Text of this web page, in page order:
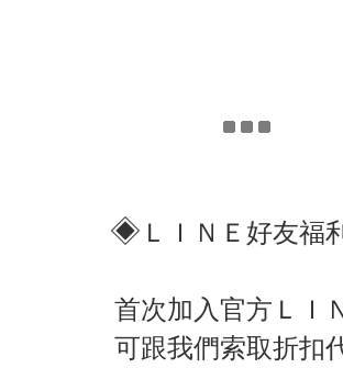
◈ ＬＩＮＥ好友福
首次加入官方ＬＩ
可跟我們索取折扣